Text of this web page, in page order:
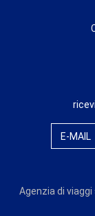
E-MAIL
Agenzia di viaggi